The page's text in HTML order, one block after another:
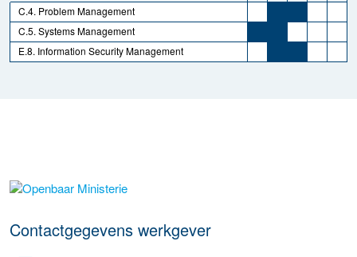
C.4. Problem Management
C.5. Systems Management
E.8. Information Security Management
Meer werkgever details
Contactgegevens werkgever